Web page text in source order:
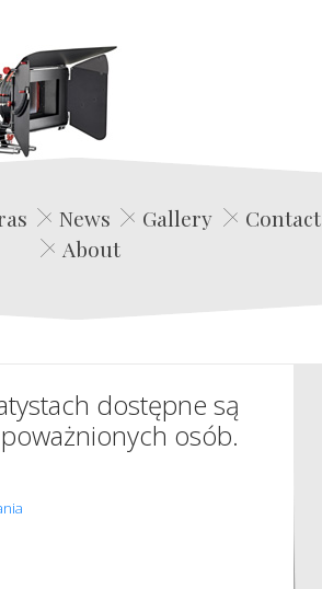
Edwin Film Agencja Aktorska
News Gallery
Contact
About
dostępne są
osób.